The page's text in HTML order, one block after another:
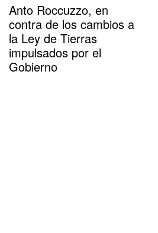
Anto Roccuzzo, en
contra de los cambios a
la Ley de Tierras
impulsados por el
Gobierno